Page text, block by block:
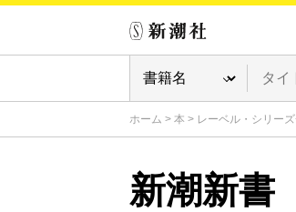
ホーム > 本 > レーベル・シリー
新潮新書